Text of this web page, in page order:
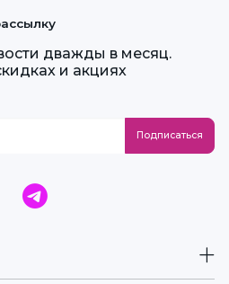
дважды в месяц.
и акциях